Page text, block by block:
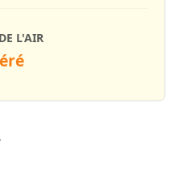
L'AIR